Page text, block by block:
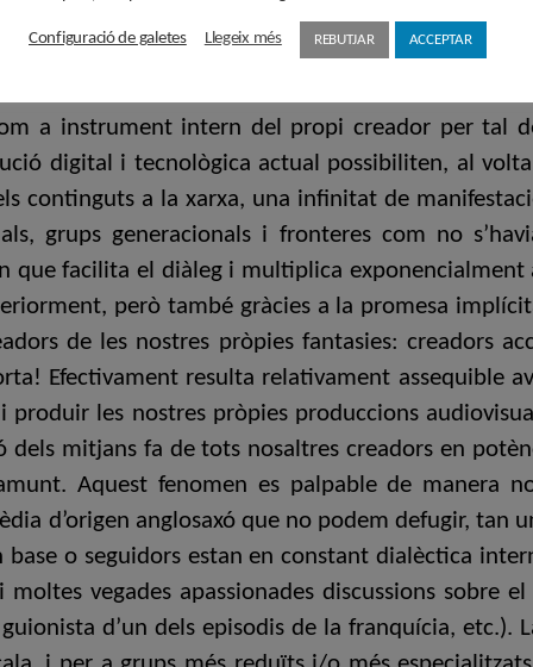
dramàtics, documentals o de reportatge, de
se directament i d’establir un diàleg amb
a instrument intern del propi creador per tal
digital i tecnològica actual possibiliten, al
continguts a la xarxa, una infinitat de
grups generacionals i fronteres com no
que facilita el diàleg i multiplica exponencialment
però també gràcies a la promesa
de les nostres pròpies fantasies: creadors
Efectivament resulta relativament assequible
produir les nostres pròpies produccions
mitjans fa de tots nosaltres creadors en
Aquest fenomen es palpable de manera
d’origen anglosaxó que no podem defugir, tan
o seguidors estan en constant dialèctica
vegades apassionades discussions sobre
d’un dels episodis de la franquícia, etc.).
Configuració de galetes Llegeix més REBUTJAR ACCEPTAR